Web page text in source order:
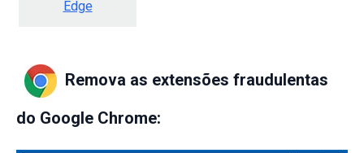
Edge
Remova as extensões fraudulentas
do Google Chrome: